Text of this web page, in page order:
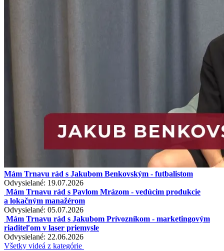
Mám Trnavu rád s Jakubom Benkovským - futbalistom
Odvysielané: 19.07.2026
Mám Trnavu rád s Pavlom Mrázom - vedúcim produkcie
a lokačným manažérom
Odvysielané: 05.07.2026
Mám Trnavu rád s Jakubom Prívozníkom - marketingovým
riaditeľom v laser priemysle
Odvysielané: 22.06.2026
Všetky videá z kategórie